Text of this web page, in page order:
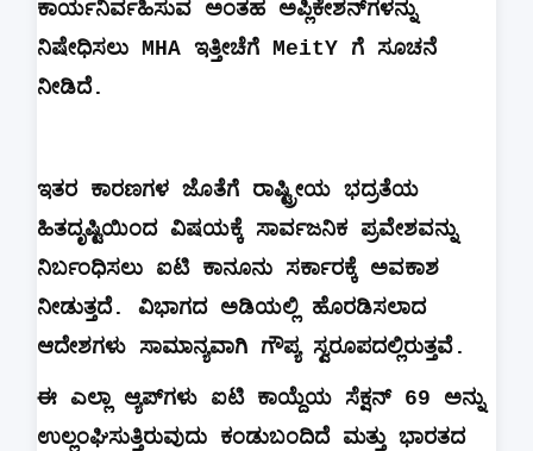
ಕಾರ್ಯನಿರ್ವಹಿಸುವ ಅಂತಹ ಅಪ್ಲಿಕೇಶನ್‌ಗಳನ್ನು
ನಿಷೇಧಿಸಲು MHA ಇತ್ತೀಚೆಗೆ MeitY ಗೆ ಸೂಚನೆ
ನೀಡಿದೆ.
ಇತರ ಕಾರಣಗಳ ಜೊತೆಗೆ ರಾಷ್ಟ್ರೀಯ ಭದ್ರತೆಯ
ಹಿತದೃಷ್ಟಿಯಿಂದ ವಿಷಯಕ್ಕೆ ಸಾರ್ವಜನಿಕ ಪ್ರವೇಶವನ್ನು
ನಿರ್ಬಂಧಿಸಲು ಐಟಿ ಕಾನೂನು ಸರ್ಕಾರಕ್ಕೆ ಅವಕಾಶ
ನೀಡುತ್ತದೆ. ವಿಭಾಗದ ಅಡಿಯಲ್ಲಿ ಹೊರಡಿಸಲಾದ
ಆದೇಶಗಳು ಸಾಮಾನ್ಯವಾಗಿ ಗೌಪ್ಯ ಸ್ವರೂಪದಲ್ಲಿರುತ್ತವೆ .
ಈ ಎಲ್ಲಾ ಆ್ಯಪ್‌ಗಳು ಐಟಿ ಕಾಯ್ದೆಯ ಸೆಕ್ಷನ್69 ಅನ್ನು
ಉಲ್ಲಂಘಿಸುತ್ತಿರುವುದು ಕಂಡುಬಂದಿದೆ ಮತ್ತು ಭಾರತದ